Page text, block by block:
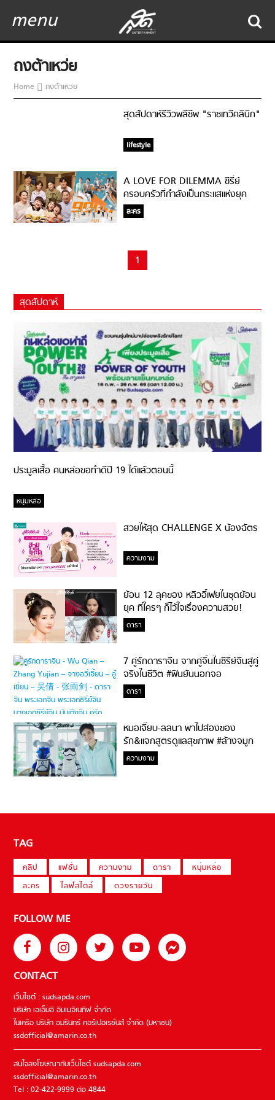
menu
ถงต้าเหว่ย
Home ถงต้าเหว่ย
สุดสัปดาห์รีวิวพลีชีพ "ราชเทวีคลินิก"
lifestyle
A LOVE FOR DILEMMA ซีรี่ย์
ครอบครัวที่กำลังเป็นกระแสแห่งยุค
ละคร
1
สุดสัปดาห์
ประมูลเสื้อ คนหล่อขอทำดีปี 19 ได้แล้วตอนนี้
หนุ่มหล่อ
สวยให้สุด CHALLENGE X น้องฉัตร
ความงาม
ย้อน 12 ลุคของ หลิวอี้เฟยในชุดย้อน
ยุค ที่ใครๆ ก็ไว้ใจเรื่องความสวย!
ดารา
7 คู่รักดาราจีน จากคู่จิ้นในซีรี่ย์จีนสู่คู่
จริงในชีวิต #ฟินยันนอกจอ
ดารา
หมอเจี๊ยบ-ลลนา พาไปส่องของ
รัก&แจกสูตรดูแลสุขภาพ #ล้างจมูก
ไม่ยากจะสอนให้
ความงาม
TAG
คลิป แฟชั่น ความงาม ดารา
หนุ่มหล่อ
ละคร
ไลฟ์สไตล์ ดวงรายวัน
FOLLOW ME
CONTACT
เว็บไซต์ : sudsapda.com
บริษัท เอเอ็มอี อิมเมจิเนทีฟ จำกัด
ในเครือ บริษัท อมรินทร์ คอร์เปอเรชั่นส์ จำกัด (มหาชน)
ssdofficial@amarin.co.th
สนใจลงโฆษณากับเว็บไซต์ sudsapda.com
ssdofficial@amarin.co.th
Tel : 02-422-9999 ต่อ 4844